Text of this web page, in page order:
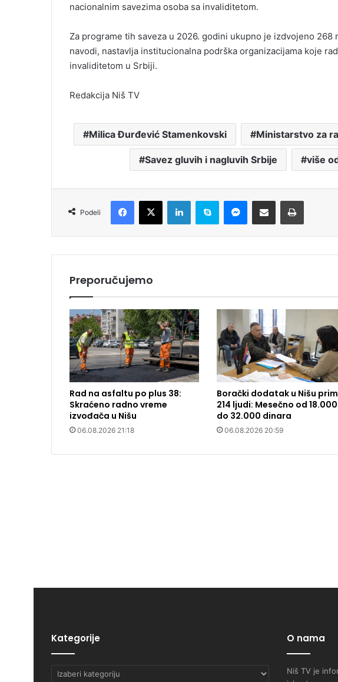
nacionalnim savezima osoba sa invaliditetom.
Za programe tih saveza u 2026. godini ukupno je izdvojeno 268
navodi, nastavlja institucionalna podrška organizacijama koje
invaliditetom u Srbiji.
Redakcija Niš TV
Milica Đurđević Stamenkovski Ministarstvo za
Savez gluvih i nagluvih Srbije više
Podeli
Preporučujemo
Rad na asfaltu po plus 38:
Skraćeno radno vreme
izvođača u Nišu
06.08.2026 21:18
Borački dodatak u Nišu
214 ljudi: Mesečno od 18.000
do 32.000 dinara
06.08.2026 20:59
Kategorije
Kategorije
O nama
Niš TV je